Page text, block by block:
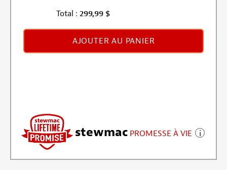
Total : 299,99 $
AJOUTER AU PANIER
stewmac PROMESSE À VIE